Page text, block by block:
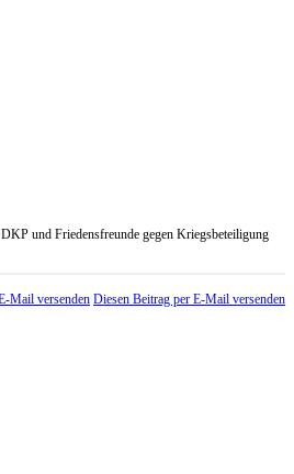
DKP und Friedensfreunde gegen Kriegsbeteiligung
Diesen Beitrag per E-Mail versenden